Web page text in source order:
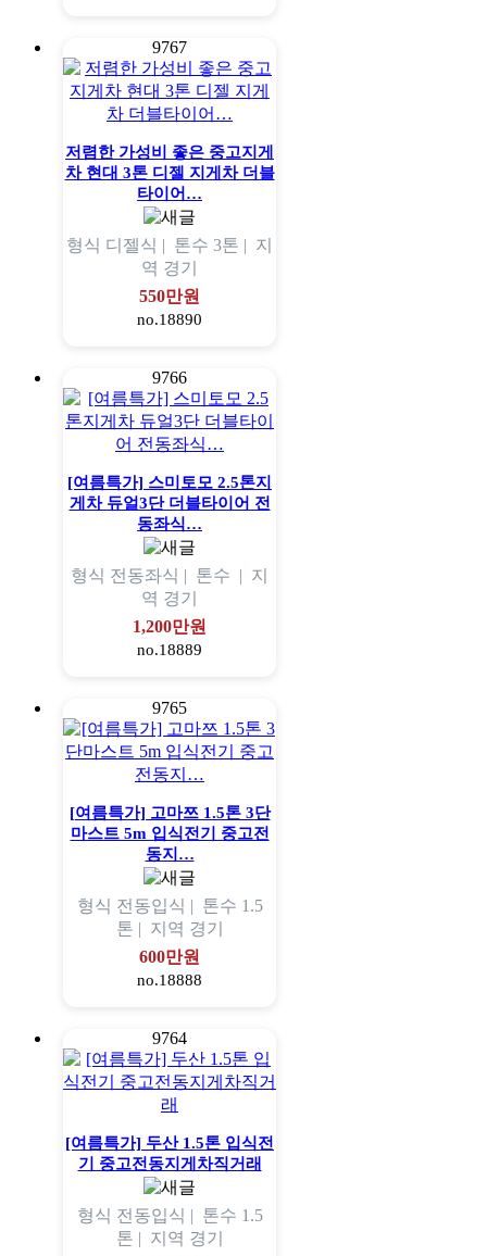
9767
저렴한 가성비 좋은 중고지게
차 현대 3톤 디젤 지게차 더블
타이어…
형식 디젤식 | 톤수 3톤 | 지
역 경기
550만원
no.18890
9766
[여름특가] 스미토모 2.5톤지
게차 듀얼3단 더블타이어 전
동좌식…
형식 전동좌식 | 톤수 | 지
역 경기
1,200만원
no.18889
9765
[여름특가] 고마쯔 1.5톤 3단
마스트 5m 입식전기 중고전
동지…
형식 전동입식 | 톤수 1.5
톤 | 지역 경기
600만원
no.18888
9764
[여름특가] 두산 1.5톤 입식전
기 중고전동지게차직거래
형식 전동입식 | 톤수 1.5
톤 | 지역 경기